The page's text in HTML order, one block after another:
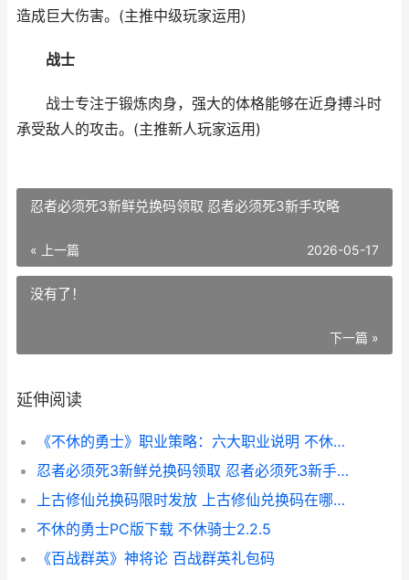
造成巨大伤害。(主推中级玩家运用)
战士
战士专注于锻炼肉身，强大的体格能够在近身搏斗时
承受敌人的攻击。(主推新人玩家运用)
忍者必须死3新鲜兑换码领取 忍者必须死3新手攻略
« 上一篇 2026-05-17
没有了！
下一篇 »
延伸阅读
《不休的勇士》职业策略：六大职业说明 不休勇者
忍者必须死3新鲜兑换码领取 忍者必须死3新手攻略
上古修仙兑换码限时发放 上古修仙兑换码在哪儿输入
不休的勇士PC版下载 不休骑士2.2.5
《百战群英》神将论 百战群英礼包码